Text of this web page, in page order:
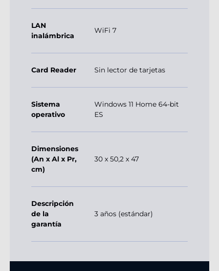
LAN
inalámbrica
WiFi 7
Card Reader Sin lector de tarjetas
Sistema
operativo
Windows 11 Home 64-bit
ES
Dimensiones
(An x Al x Pr,
cm)
30 x 50,2 x 47
Descripción
de la
garantía
3 años (estándar)